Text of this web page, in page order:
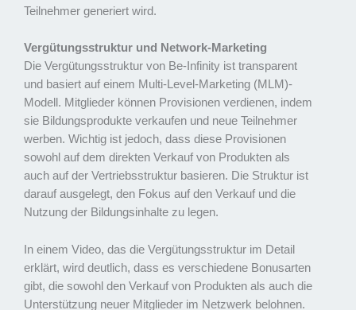
Teilnehmer generiert wird.
Vergütungsstruktur und Network-Marketing
Die Vergütungsstruktur von Be-Infinity ist transparent
und basiert auf einem Multi-Level-Marketing (MLM)-
Modell. Mitglieder können Provisionen verdienen, indem
sie Bildungsprodukte verkaufen und neue Teilnehmer
werben. Wichtig ist jedoch, dass diese Provisionen
sowohl auf dem direkten Verkauf von Produkten als
auch auf der Vertriebsstruktur basieren. Die Struktur ist
darauf ausgelegt, den Fokus auf den Verkauf und die
Nutzung der Bildungsinhalte zu legen.
In einem Video, das die Vergütungsstruktur im Detail
erklärt, wird deutlich, dass es verschiedene Bonusarten
gibt, die sowohl den Verkauf von Produkten als auch die
Unterstützung neuer Mitglieder im Netzwerk belohnen.